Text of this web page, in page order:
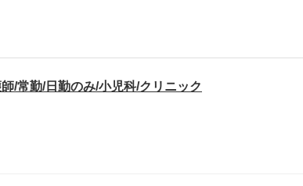
/常勤/日勤のみ/小児科/クリニック